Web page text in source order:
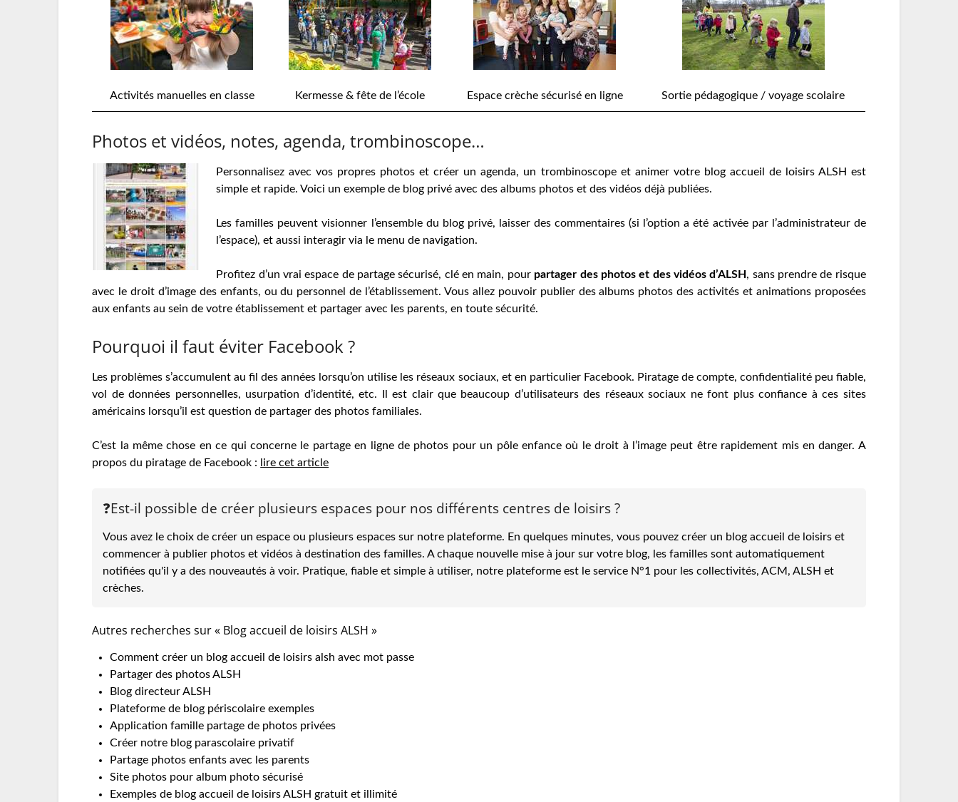
Activités manuelles en classe Kermesse & fête de l’école Espace crèche sécurisé en ligne Sortie pédagogique / voyage scolaire
Photos et vidéos, notes, agenda, trombinoscope…
Personnalisez avec vos propres photos et créer un agenda, un trombinoscope et animer votre blog accueil de loisirs ALSH est
simple et rapide. Voici un exemple de blog privé avec des albums photos et des vidéos déjà publiées.
Les familles peuvent visionner l’ensemble du blog privé, laisser des commentaires (si l’option a été activée par l’administrateur de
l’espace), et aussi interagir via le menu de navigation.
Profitez d’un vrai espace de partage sécurisé, clé en main, pour partager des photos et des vidéos d’ALSH , sans prendre de risque
avec le droit d’image des enfants, ou du personnel de l’établissement. Vous allez pouvoir publier des albums photos des activités et animations proposées
aux enfants au sein de votre établissement et partager avec les parents, en toute sécurité.
Pourquoi il faut éviter Facebook ?
Les problèmes s’accumulent au fil des années lorsqu’on utilise les réseaux sociaux, et en particulier Facebook. Piratage de compte, confidentialité peu fiable,
vol de données personnelles, usurpation d’identité, etc. Il est clair que beaucoup d’utilisateurs des réseaux sociaux ne font plus confiance à ces sites
américains lorsqu’il est question de partager des photos familiales.
C’est la même chose en ce qui concerne le partage en ligne de photos pour un pôle enfance où le droit à l’image peut être rapidement mis en danger. A
propos du piratage de Facebook :
lire cet article
❓Est-il possible de créer plusieurs espaces pour nos différents centres de loisirs ?
Vous avez le choix de créer un espace ou plusieurs espaces sur notre plateforme. En quelques minutes, vous pouvez créer un blog accueil de loisirs et
commencer à publier photos et vidéos à destination des familles. A chaque nouvelle mise à jour sur votre blog, les familles sont automatiquement
notifiées qu'il y a des nouveautés à voir. Pratique, fiable et simple à utiliser, notre plateforme est le service N°1 pour les collectivités, ACM, ALSH et
crèches.
Autres recherches sur « Blog accueil de loisirs ALSH »
Comment créer un blog accueil de loisirs alsh avec mot passe
Partager des photos ALSH
Blog directeur ALSH
Plateforme de blog périscolaire exemples
Application famille partage de photos privées
Créer notre blog parascolaire privatif
Partage photos enfants avec les parents
Site photos pour album photo sécurisé
Exemples de blog accueil de loisirs ALSH gratuit et illimité